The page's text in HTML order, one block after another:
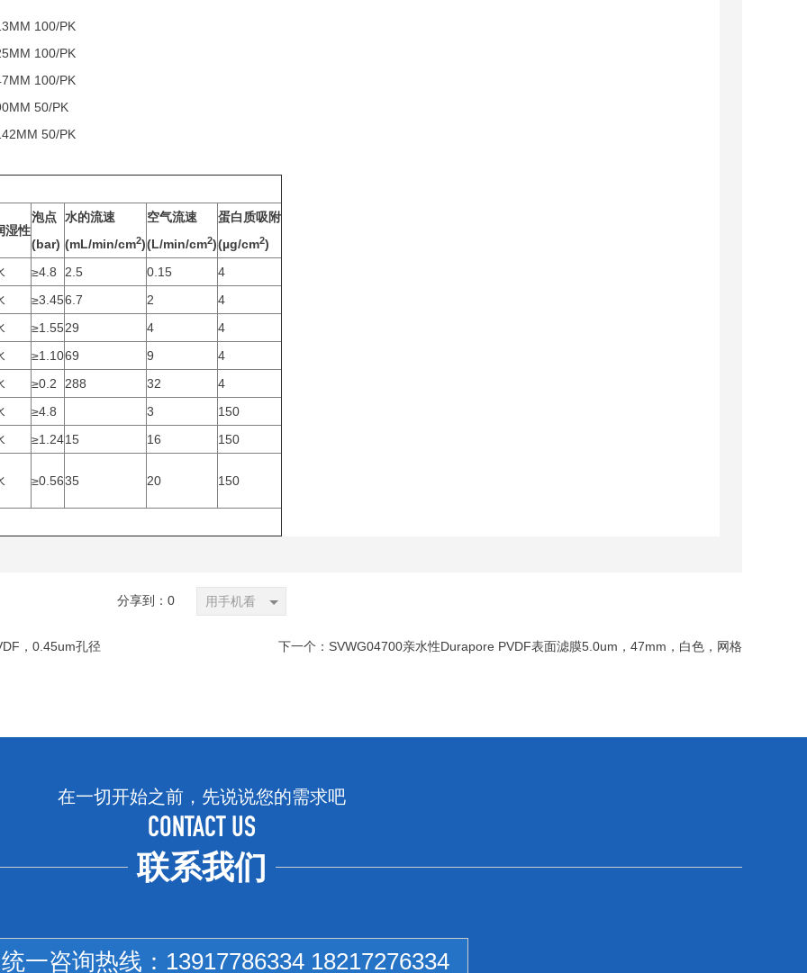
100/PK
100/PK
100/PK
50/PK
50/PK
湿性
泡点
(bar)
水的流速
(mL/min/cm2)
空气流速
(L/min/cm2)
蛋白质吸附
(µg/cm2)
≥4.8 2.5 0.15
4
≥3.456.7 2
4
≥1.5529 4
4
≥1.1069 9
4
≥0.2 288 32
4
≥4.8 3
150
≥1.2415 16 150
≥0.5635 20 150
分享到： 0 用手机看
，0.45um孔径 下一个： SVWG04700亲水性Durapore PVDF表面滤膜5.0um，47mm，白色，网格
在一切开始之前，先说说您的需求吧
CONTACT US
联系我们
一咨询热线： 13917786334 18217276334